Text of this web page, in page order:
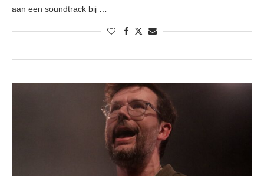
aan een soundtrack bij …